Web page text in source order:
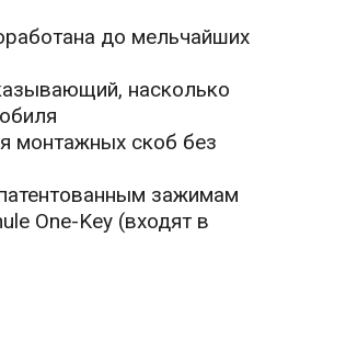
до мельчайших
насколько
монтажных скоб без
зажимам
One-Key (входят в